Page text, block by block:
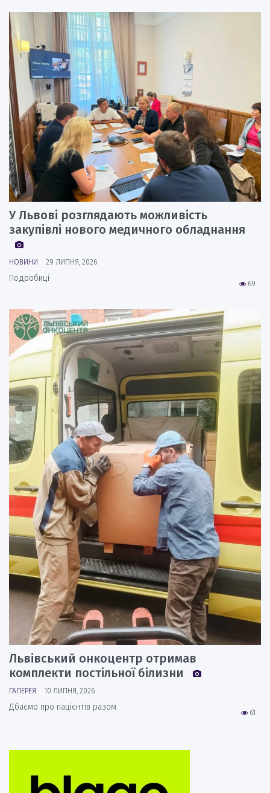
У Львові розглядають можливість
закупівлі нового медичного обладнання
НОВИНИ 29 ЛИПНЯ, 2026
69
Подробиці
Львівський онкоцентр отримав
комплекти постільної білизни
ГАЛЕРЕЯ 10 ЛИПНЯ, 2026
61
Дбаємо про пацієнтів разом